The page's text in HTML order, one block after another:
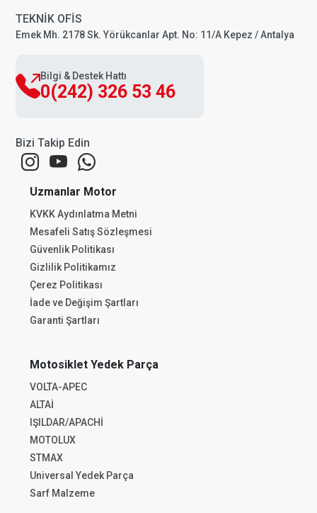
TEKNİK OFİS
Emek Mh. 2178 Sk. Yörükcanlar Apt. No: 11/A Kepez / Antalya
Bilgi & Destek Hattı
0(242) 326 53 46
Bizi Takip Edin
Uzmanlar Motor
KVKK Aydınlatma Metni
Mesafeli Satış Sözleşmesi
Güvenlik Politikası
Gizlilik Politikamız
Çerez Politikası
İade ve Değişim Şartları
Garanti Şartları
Motosiklet Yedek Parça
VOLTA-APEC
ALTAİ
IŞILDAR/APACHİ
MOTOLUX
STMAX
Universal Yedek Parça
Sarf Malzeme